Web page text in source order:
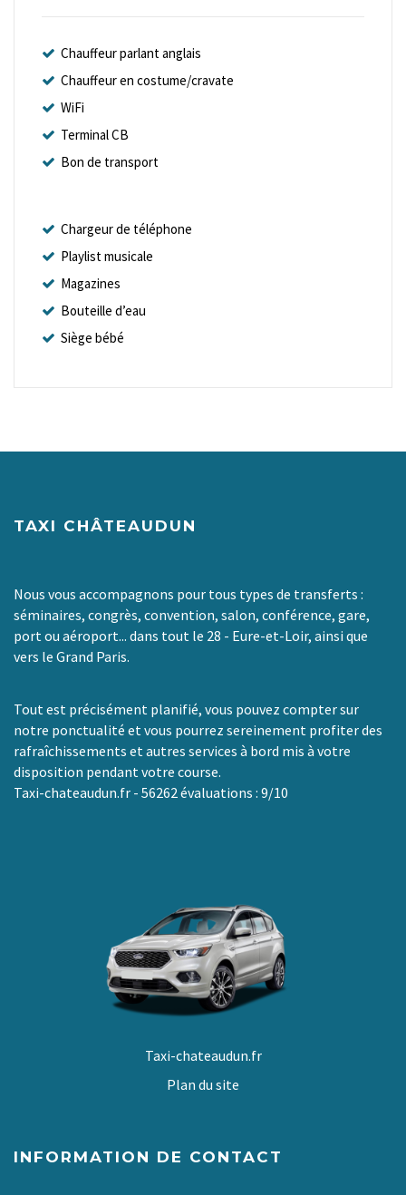
Chauffeur parlant anglais
Chauffeur en costume/cravate
WiFi
Terminal CB
Bon de transport
Chargeur de téléphone
Playlist musicale
Magazines
Bouteille d’eau
Siège bébé
TAXI CHÂTEAUDUN
Nous vous accompagnons pour tous types de transferts :
séminaires, congrès, convention, salon, conférence, gare,
port ou aéroport... dans tout le 28 - Eure-et-Loir, ainsi que
vers le Grand Paris.
Tout est précisément planifié, vous pouvez compter sur
notre ponctualité et vous pourrez sereinement profiter des
rafraîchissements et autres services à bord mis à votre
disposition pendant votre course.
Taxi-chateaudun.fr - 56262évaluations : 9/10
Taxi-chateaudun.fr
Plan du site
INFORMATION DE CONTACT